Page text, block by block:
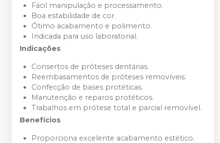
Fácil manipulação e processamento.
Boa estabilidade de cor.
Ótimo acabamento e polimento.
Indicada para uso laboratorial.
Indicações
Consertos de próteses dentárias.
Reembasamentos de próteses removíveis.
Confecção de bases protéticas.
Manutenção e reparos protéticos.
Trabalhos em prótese total e parcial removível.
Benefícios
Proporciona excelente acabamento estético.